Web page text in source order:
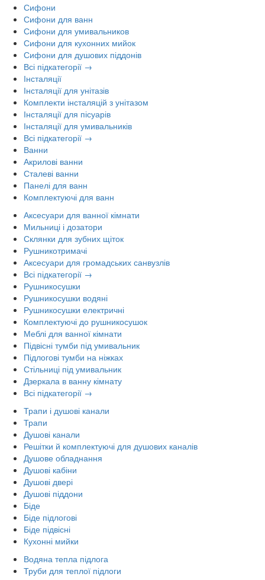
Сифони
Сифони для ванн
Сифони для умивальников
Сифони для кухонних мийок
Сифони для душових піддонів
Всі підкатегорії →
Інсталяції
Інсталяції для унітазів
Комплекти інсталяцій з унітазом
Інсталяції для пісуарів
Інсталяції для умивальників
Всі підкатегорії →
Ванни
Акрилові ванни
Сталеві ванни
Панелі для ванн
Комплектуючі для ванн
Аксесуари для ванної кімнати
Мильниці і дозатори
Склянки для зубних щіток
Рушникотримачі
Аксесуари для громадських санвузлів
Всі підкатегорії →
Рушникосушки
Рушникосушки водяні
Рушникосушки електричні
Комплектуючі до рушникосушок
Меблі для ванної кімнати
Підвісні тумби під умивальник
Підлогові тумби на ніжках
Стільниці під умивальник
Дзеркала в ванну кімнату
Всі підкатегорії →
Трапи і душові канали
Трапи
Душові канали
Решітки й комплектуючі для душових каналів
Душове обладнання
Душові кабіни
Душові двері
Душові піддони
Біде
Біде підлогові
Біде підвісні
Кухонні мийки
Водяна тепла підлога
Труби для теплої підлоги